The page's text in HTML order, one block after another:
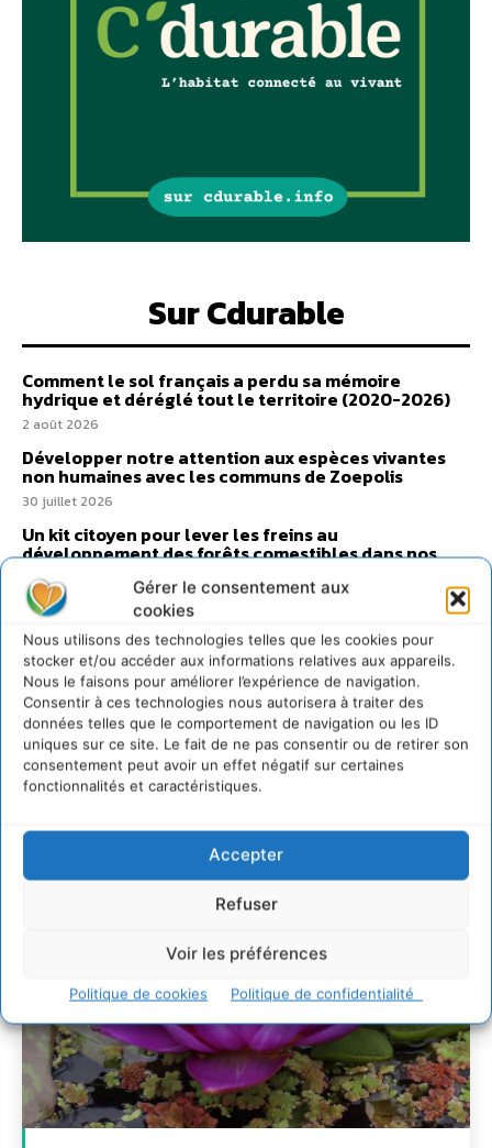
Gérer le consentement aux
cookies
Nous utilisons des technologies telles que les cookies pour
stocker et/ou accéder aux informations relatives aux appareils.
Nous le faisons pour améliorer l’expérience de navigation.
Consentir à ces technologies nous autorisera à traiter des
données telles que le comportement de navigation ou les ID
uniques sur ce site. Le fait de ne pas consentir ou de retirer son
consentement peut avoir un effet négatif sur certaines
fonctionnalités et caractéristiques.
Accepter
Refuser
Voir les préférences
Politique de cookies Politique de confidentialité
Sur Cdurable
Comment le sol français a perdu sa mémoire
hydrique et déréglé tout le territoire (2020-2026)
2 août 2026
Développer notre attention aux espèces vivantes
non humaines avec les communs de Zoepolis
30 juillet 2026
Un kit citoyen pour lever les freins au
développement des forêts comestibles dans nos
villes
29 juillet 2026
L’éco-anxiété informe et l’éco-lucidité transforme
28 juillet 2026
7 indicateurs pour des villes résilientes et durables,
adaptées au changement climatique
27 juillet 2026